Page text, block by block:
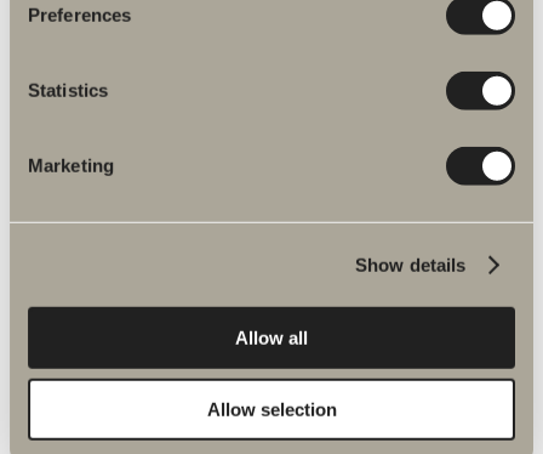
Preferences
Statistics
Marketing
Show details
Allow all
Allow selection
2 kpl lasihyllyä